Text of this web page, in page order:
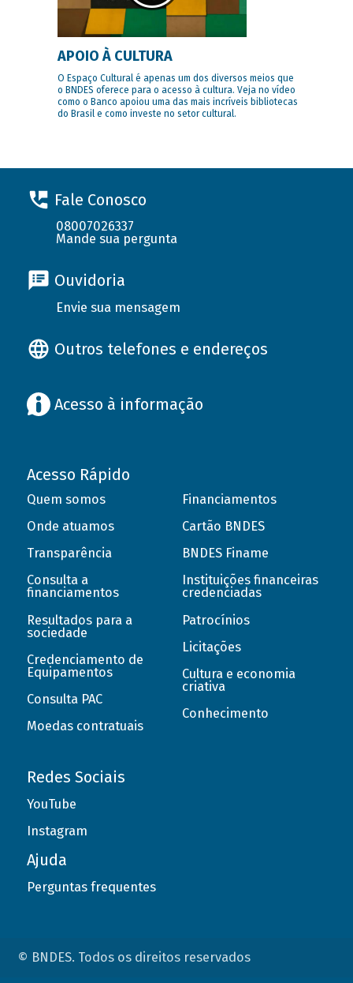
APOIO À CULTURA
O Espaço Cultural é apenas um dos diversos meios que
o BNDES oferece para o acesso à cultura. Veja no vídeo
como o Banco apoiou uma das mais incríveis bibliotecas
do Brasil e como investe no setor cultural.
Fale Conosco
08007026337
Mande sua pergunta
Ouvidoria
Envie sua mensagem
Outros telefones e endereços
Acesso à informação
Acesso Rápido
Quem somos
Onde atuamos
Transparência
Consulta a
financiamentos
Resultados para a
sociedade
Credenciamento de
Equipamentos
Consulta PAC
Moedas contratuais
Financiamentos
Cartão BNDES
BNDES Finame
Instituições financeiras
credenciadas
Patrocínios
Licitações
Cultura e economia
criativa
Conhecimento
Redes Sociais
YouTube
Instagram
Ajuda
Perguntas frequentes
© BNDES. Todos os direitos reservados